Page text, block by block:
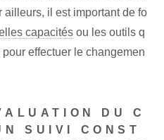
ailleurs, il est important de fo
capacités ou les outils q
effectuer le changemen
DU C
SUIVI CONST